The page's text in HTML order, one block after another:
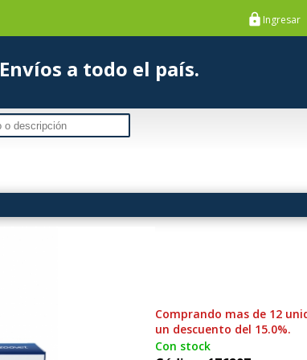
https Ingresar
Envíos a todo el
Comprando mas de 12
un descuento del 15.0%.
Con stock